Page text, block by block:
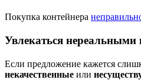
Покупка контейнера
Увлекаться нереальными
Если предложение кажется
некачественные или